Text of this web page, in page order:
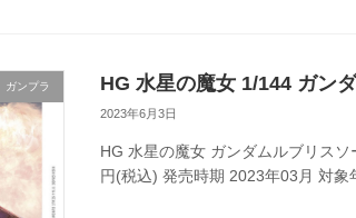
ガンプラ HG 水星の魔女 1/144 ガン
2023年6月3日
HG 水星の魔女 ガンダムルブリス
円(税込) 発売時期 2023年03月 対